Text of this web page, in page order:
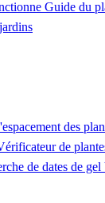
Guide du
des
de
de dates de gel